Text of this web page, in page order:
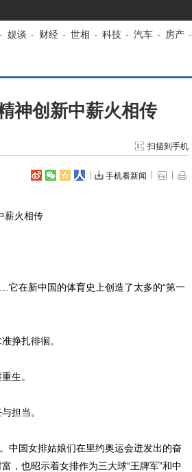
- 娱谈 - 财经 - 世相 - 科技 - 汽车 - 房产 -
神创新中薪火相传
扫描到手机
手机看新闻
薪火相传
在新中国的体育史上创造了太多的“第一
挣扎徘徊。
生。
担当。
国女排姑娘们在里约奥运会迸发出的奋
，也昭示着女排作为三大球“王牌军”和中